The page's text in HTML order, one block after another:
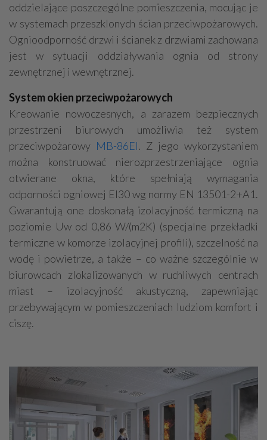
oddzielające poszczególne pomieszczenia, mocując je
w systemach przeszklonych ścian przeciwpożarowych.
Ognioodporność drzwi i ścianek z drzwiami zachowana
jest w sytuacji oddziaływania ognia od strony
zewnętrznej i wewnętrznej.
System okien przeciwpożarowych
Kreowanie nowoczesnych, a zarazem bezpiecznych
przestrzeni biurowych umożliwia też system
przeciwpożarowy MB-86EI. Z jego wykorzystaniem
można konstruować nierozprzestrzeniające ognia
otwierane okna, które spełniają wymagania
odporności ogniowej EI30 wg normy EN 13501-2+A1.
Gwarantują one doskonałą izolacyjność termiczną na
poziomie Uw od 0,86 W/(m2K) (specjalne przekładki
termiczne w komorze izolacyjnej profili), szczelność na
wodę i powietrze, a także – co ważne szczególnie w
biurowcach zlokalizowanych w ruchliwych centrach
miast – izolacyjność akustyczną, zapewniając
przebywającym w pomieszczeniach ludziom komfort i
ciszę.